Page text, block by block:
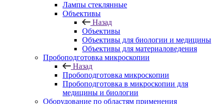
Лампы стеклянные
Объективы
Назад
Объективы
Объективы для биологии и медицины
Объективы для материаловедения
Пробоподготовка микроскопии
Назад
Пробоподготовка микроскопии
Пробоподготовка в микроскопии для
медицины и биологии
Оборудование по областям применения